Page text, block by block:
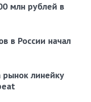
млн рублей в
в России начал
линейку